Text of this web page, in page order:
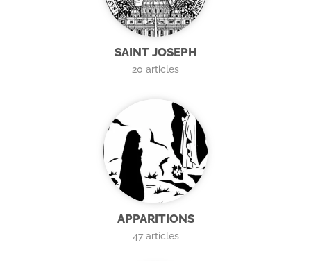
SAINT JOSEPH
20 articles
APPARITIONS
47articles